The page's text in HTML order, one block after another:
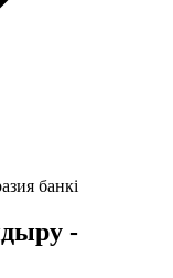
банкі
-